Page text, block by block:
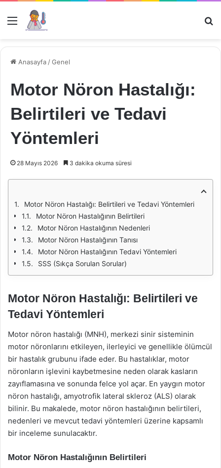
Menü
Anasayfa /Genel
Motor Nöron Hastalığı:
Belirtileri ve Tedavi
Yöntemleri
28 Mayıs 2026 3 dakika okuma süresi
Motor Nöron Hastalığı: Belirtileri ve Tedavi Yöntemleri
Motor Nöron Hastalığının Belirtileri
Motor Nöron Hastalığının Nedenleri
Motor Nöron Hastalığının Tanısı
Motor Nöron Hastalığının Tedavi Yöntemleri
SSS (Sıkça Sorulan Sorular)
Motor Nöron Hastalığı: Belirtileri ve
Tedavi Yöntemleri
Motor nöron hastalığı (MNH), merkezi sinir sisteminin
motor nöronlarını etkileyen, ilerleyici ve genellikle ölümcül
bir hastalık grubunu ifade eder. Bu hastalıklar, motor
nöronların işlevini kaybetmesine neden olarak kasların
zayıflamasına ve sonunda felce yol açar. En yaygın motor
nöron hastalığı, amyotrofik lateral skleroz (ALS) olarak
bilinir. Bu makalede, motor nöron hastalığının belirtileri,
nedenleri ve mevcut tedavi yöntemleri üzerine kapsamlı
bir inceleme sunulacaktır.
Motor Nöron Hastalığının Belirtileri